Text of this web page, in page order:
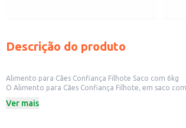
Descrição do produto
Alimento para Cães Confiança Filhote Saco com 6kg
O Alimento para Cães Confiança Filhote, em saco com 6kg, é uma opção prática e econômica
prolongado.
Ver mais